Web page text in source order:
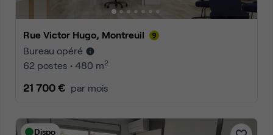
Rue Victor Hugo, Montreuil
Bureau opéré
62 postes • 480 m2
21 700 € par mois
Dispo